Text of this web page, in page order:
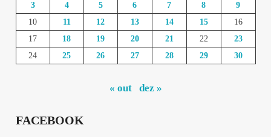
3
4 5 6 7 8
9
10
11 12 13 14 15
16
17
18 19 20 21 22
23
24
25 26 27 28 29 30
« out dez »
FACEBOOK